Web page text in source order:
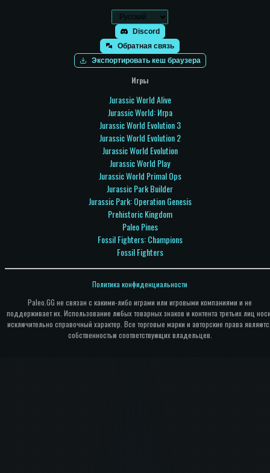
Discord
Обратная связь
Экспортировать кеш браузера
Игры
Jurassic World Alive
Jurassic World: Игра
Jurassic World Evolution 3
Jurassic World Evolution 2
Jurassic World Evolution
Jurassic World Play
Jurassic World Primal Ops
Jurassic Park Builder
Jurassic Park: Operation Genesis
Prehistoric Kingdom
Paleo Pines
Fossil Fighters: Champions
Fossil Fighters
Paleo.GG не связан с какими-либо играми или игровыми компаниями и не
поддерживает их. Использование любых товарных знаков и контента третьих лиц
исключительно справочный характер. Все торговые марки и авторские права
собственностью соответствующих владельцев.
Политика конфиденциальности